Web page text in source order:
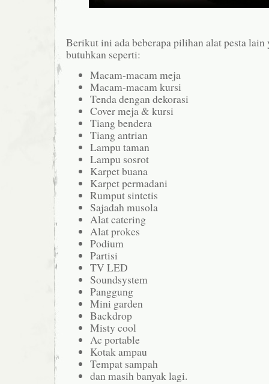
Berikut ini ada beberapa pilihan alat pesta lain
butuhkan seperti:
Macam-macam meja
Macam-macam kursi
Tenda dengan dekorasi
Cover meja & kursi
Tiang bendera
Tiang antrian
Lampu taman
Lampu sosrot
Karpet buana
Karpet permadani
Rumput sintetis
Sajadah musola
Alat catering
Alat prokes
Podium
Partisi
TV LED
Soundsystem
Panggung
Mini garden
Backdrop
Misty cool
Ac portable
Kotak ampau
Tempat sampah
dan masih banyak lagi.